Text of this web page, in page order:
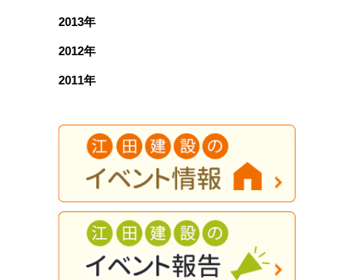
2013年
2012年
2011年